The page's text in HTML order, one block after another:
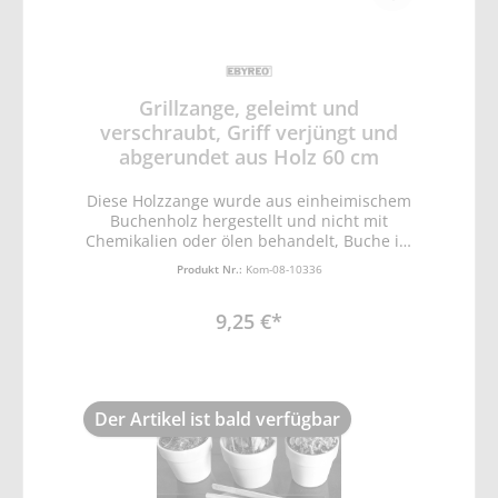
Grillzange, geleimt und
verschraubt, Griff verjüngt und
abgerundet aus Holz 60 cm
Diese Holzzange wurde aus einheimischem
Buchenholz hergestellt und nicht mit
Chemikalien oder ölen behandelt, Buche ist
als Hartholz besonders langlebig und gut
über eine lange Zeit und wird Ihnen stets
etwas verjüngt und an den Kanten rund
gefräst, Vorne sind zwei gleichartige Nuten,
welche leicht zu reinigen sind, Durch diese
hochwertige Ausführung und die mit 60cm
weit über den Standard hinausgehende
Produkt Nr.: Kom-08-10336
9,25 €*
Der Artikel ist bald verfügbar